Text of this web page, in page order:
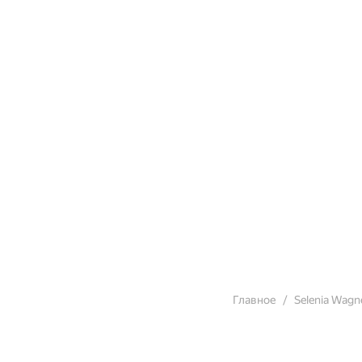
Главное Selenia